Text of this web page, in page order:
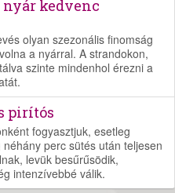
kedvenc
olyan szezonális finomság
a nyárral. A strandokon,
szinte mindenhol érezni a
pirítós
fogyasztjuk, esetleg
perc sütés után teljesen
levük besűrűsödik,
intenzívebbé válik.